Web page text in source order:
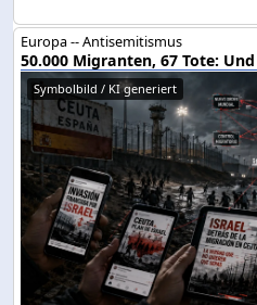
Europa -- Antisemitismus
50.000 Migranten, 67 Tote:
Symbolbild / KI generiert